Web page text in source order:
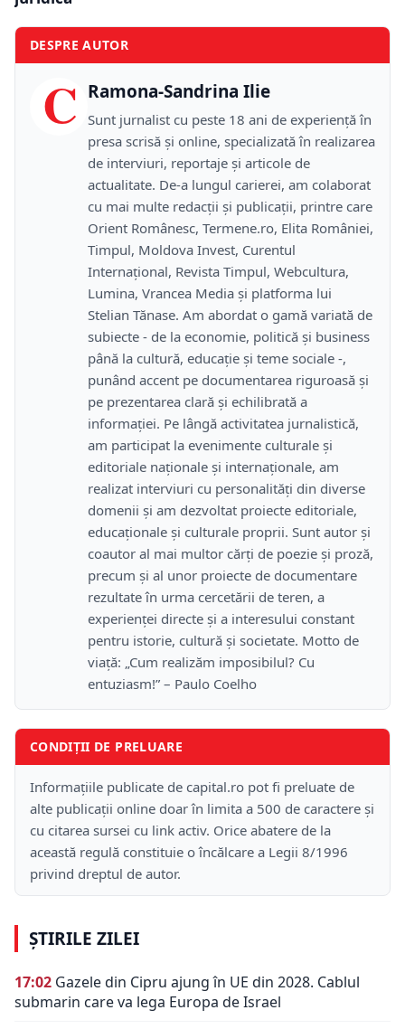
DESPRE AUTOR
C Ramona-Sandrina Ilie
Sunt jurnalist cu peste 18 ani de experiență în
presa scrisă și online, specializată în realizarea
de interviuri, reportaje și articole de
actualitate. De-a lungul carierei, am colaborat
cu mai multe redacții și publicații, printre care
Orient Românesc, Termene.ro, Elita României,
Timpul, Moldova Invest, Curentul
Internațional, Revista Timpul, Webcultura,
Lumina, Vrancea Media și platforma lui
Stelian Tănase. Am abordat o gamă variată de
subiecte - de la economie, politică și business
până la cultură, educație și teme sociale -,
punând accent pe documentarea riguroasă și
pe prezentarea clară și echilibrată a
informației. Pe lângă activitatea jurnalistică,
am participat la evenimente culturale și
editoriale naționale și internaționale, am
realizat interviuri cu personalități din diverse
domenii și am dezvoltat proiecte editoriale,
educaționale și culturale proprii. Sunt autor și
coautor al mai multor cărți de poezie și proză,
precum și al unor proiecte de documentare
rezultate în urma cercetării de teren, a
experienței directe și a interesului constant
pentru istorie, cultură și societate. Motto de
viață: „Cum realizăm imposibilul? Cu
entuziasm!” – Paulo Coelho
CONDIȚII DE PRELUARE
Informațiile publicate de capital.ro pot fi preluate de
alte publicații online doar în limita a 500 de caractere și
cu citarea sursei cu link activ. Orice abatere de la
această regulă constituie o încălcare a Legii 8/1996
privind dreptul de autor.
ȘTIRILE ZILEI
17:02 Gazele din Cipru ajung în UE din 2028. Cablul
submarin care va lega Europa de Israel